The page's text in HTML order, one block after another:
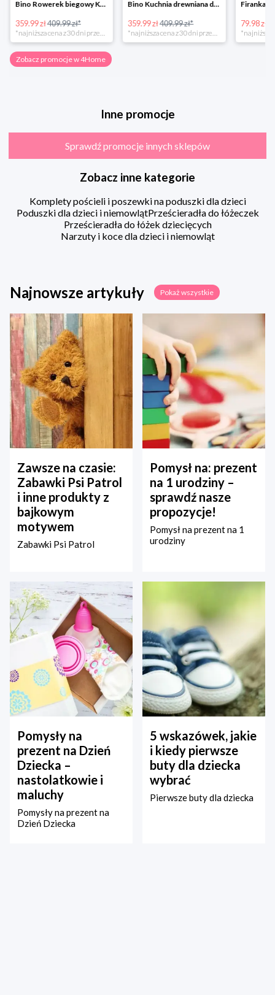
Bino Rowerek biegowy Krecik
359.99 zł409.99 zł*
*najniższa cena z 30 dni przed obniżką
Bino Kuchnia drewniana dla dzieci Provence
359.99 zł409.99 zł* 79.98 zł
Zobacz promocje w 4Home
Inne promocje
Sprawdź promocje innych sklepów
Zobacz inne kategorie
Komplety pościeli i poszewki na poduszki dla dzieci
Poduszki dla dzieci i niemowlątPrześcieradła do łóżeczek
Prześcieradła do łóżek dziecięcych
Narzuty i koce dla dzieci i niemowląt
Najnowsze artykuły Pokaż wszystkie
Zawsze na czasie:
Zabawki Psi Patrol
i inne produkty z
bajkowym
motywem
Zabawki Psi Patrol
Pomysł na: prezent
na 1 urodziny –
sprawdź nasze
propozycje!
Pomysł na prezent na 1
urodziny
Pomysły na
prezent na Dzień
Dziecka –
nastolatkowie i
maluchy
Pomysły na prezent na
Dzień Dziecka
5 wskazówek, jakie
i kiedy pierwsze
buty dla dziecka
wybrać
Pierwsze buty dla dziecka